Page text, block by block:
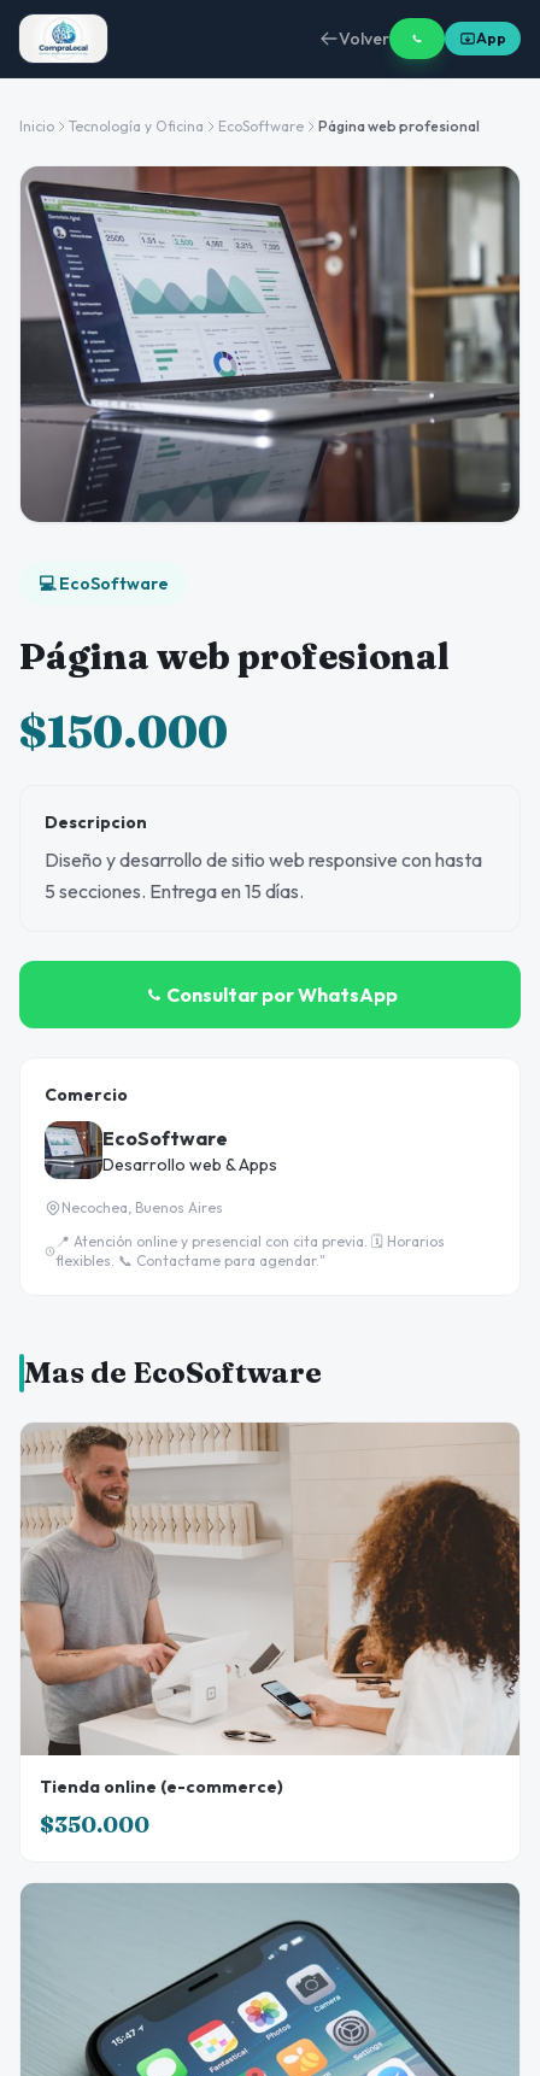
Volver App
Inicio Tecnología y Oficina EcoSoftware Página web profesional
💻 EcoSoftware
Página web profesional
$150.000
Descripcion
Diseño y desarrollo de sitio web responsive con hasta
5 secciones. Entrega en 15 días.
Consultar por WhatsApp
Comercio
EcoSoftware
Desarrollo web & Apps
Necochea, Buenos Aires
📍 Atención online y presencial con cita previa. 🗓️ Horarios
flexibles. 📞 Contactame para agendar."
Mas de EcoSoftware
Tienda online (e-commerce)
$350.000